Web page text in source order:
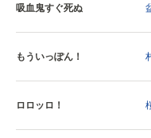
吸血鬼すぐ死ぬ
もういっぽん！
ロロッロ！